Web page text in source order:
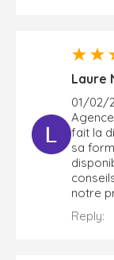
Laure
01/02/
fait la
sa
notre
Reply: